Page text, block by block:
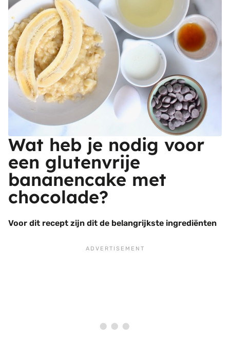
Wat heb je nodig voor
een glutenvrije
bananencake met
chocolade?
Voor dit recept zijn dit de belangrijkste ingrediënten